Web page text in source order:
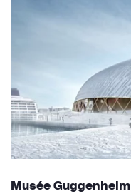
Musée Guggenheim